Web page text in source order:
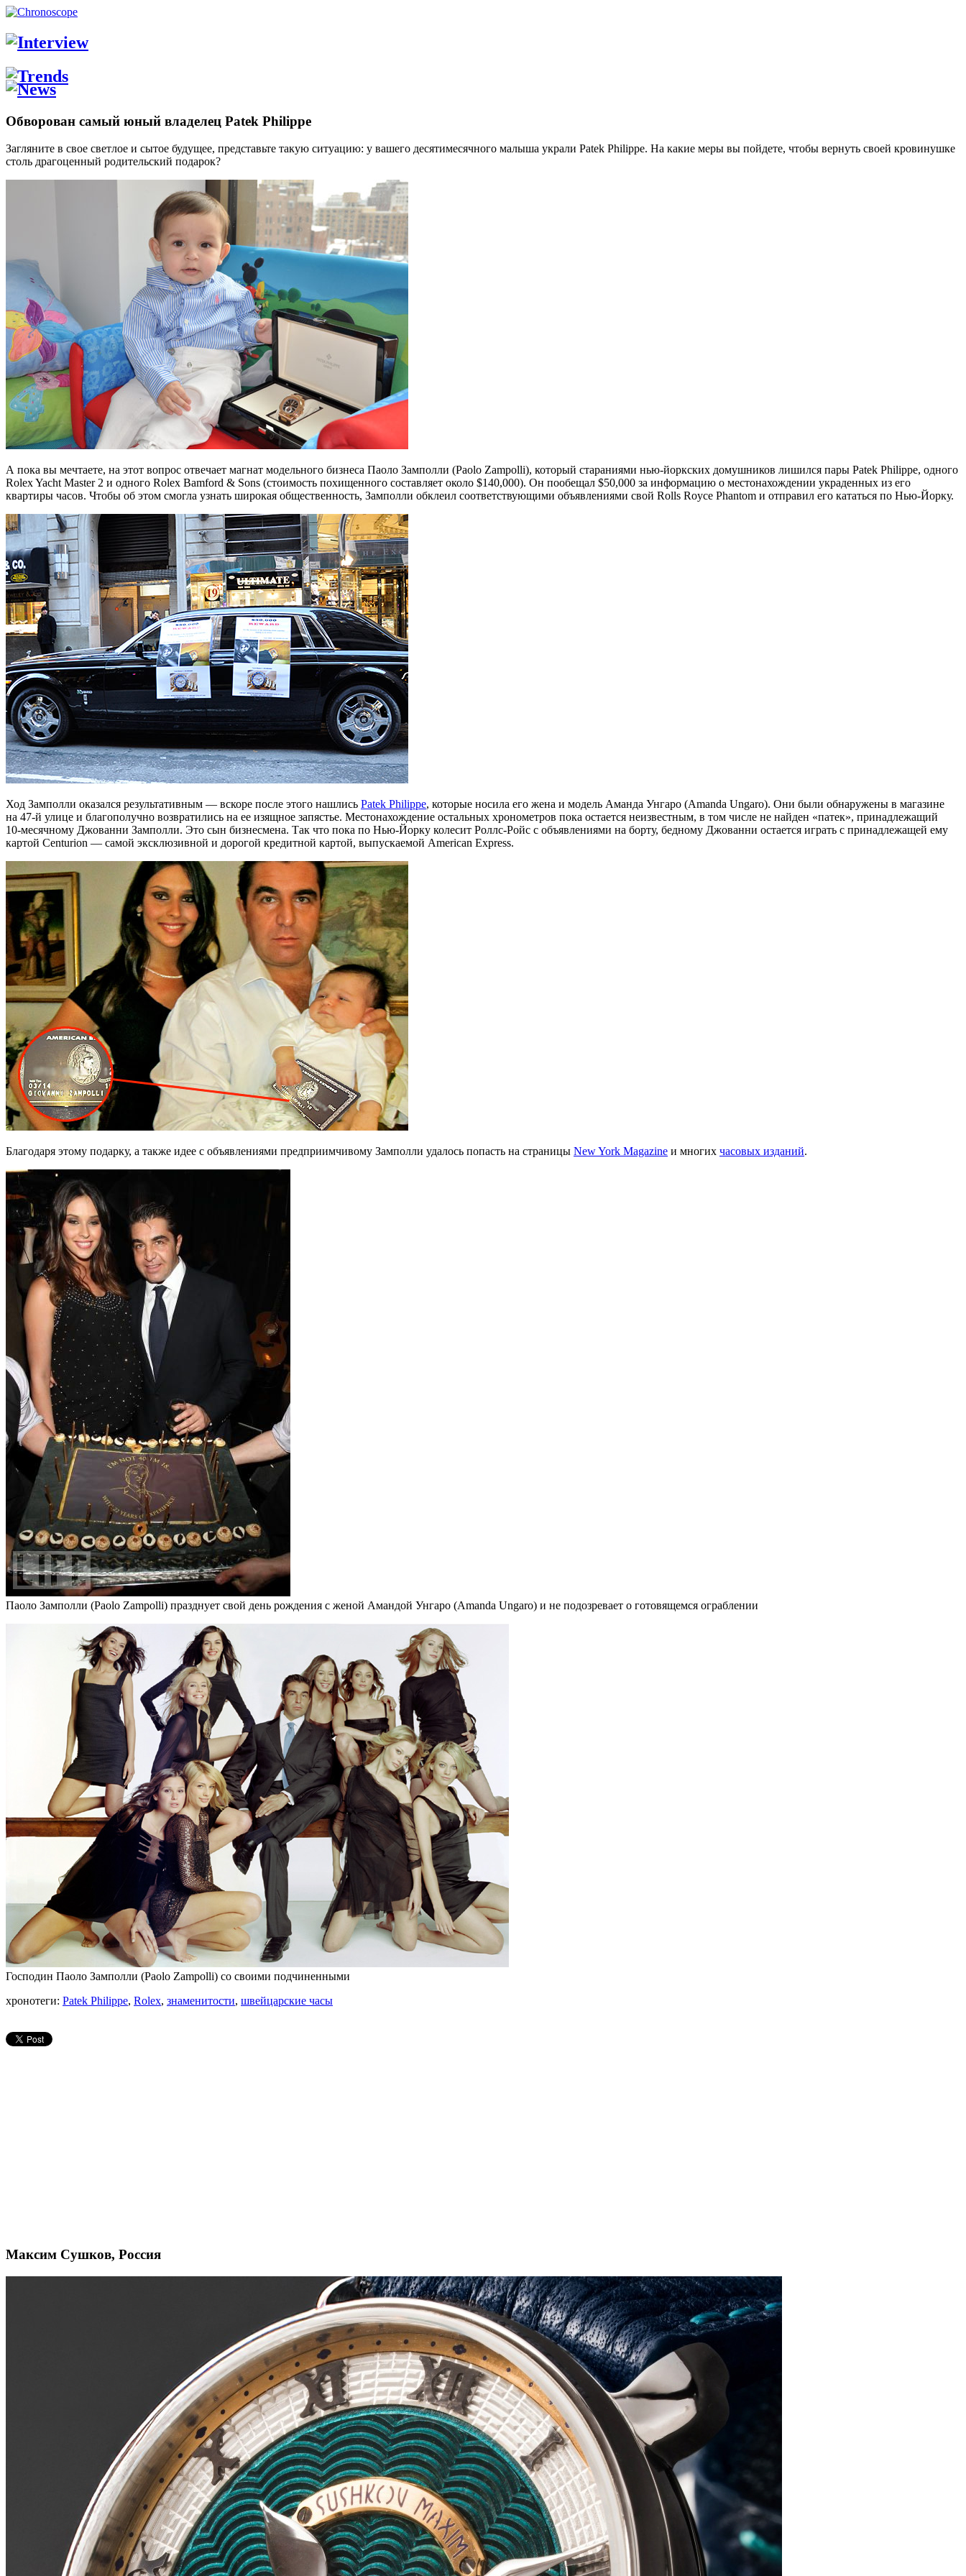
Обворован самый юный владелец Patek Philippe
Загляните в свое светлое и сытое будущее, представьте такую ситуацию: у вашего десятимесячного малыша украли Patek Philippe. На какие меры вы пойдете, чтобы вернуть своей кровинушке
столь драгоценный родительский подарок?
А пока вы мечтаете, на этот вопрос отвечает магнат модельного бизнеса Паоло Замполли (Paolo Zampolli), который стараниями нью-йоркских домушников лишился пары Patek Philippe, одного
Rolex Yacht Master 2 и одного Rolex Bamford & Sons (стоимость похищенного составляет около $140,000). Он пообещал $50,000 за информацию о местонахождении украденных из его
квартиры часов. Чтобы об этом смогла узнать широкая общественность, Замполли обклеил соответствующими объявлениями свой Rolls Royce Phantom и отправил его кататься по Нью-Йорку.
Ход Замполли оказался результативным — вскоре после этого нашлись Patek Philippe, которые носила его жена и модель Аманда Унгаро (Amanda Ungaro). Они были обнаружены в магазине
на 47-й улице и благополучно возвратились на ее изящное запястье. Местонахождение остальных хронометров пока остается неизвестным, в том числе не найден «патек», принадлежащий
10-месячному Джованни Замполли. Это сын бизнесмена. Так что пока по Нью-Йорку колесит Роллс-Ройс с объявлениями на борту, бедному Джованни остается играть с принадлежащей ему
картой Centurion — самой эксклюзивной и дорогой кредитной картой, выпускаемой American Express.
Благодаря этому подарку, а также идее с объявлениями предприимчивому Замполли удалось попасть на страницы New York Magazine и многих часовых изданий.
Паоло Замполли (Paolo Zampolli) празднует свой день рождения с женой Амандой Унгаро (Amanda Ungaro) и не подозревает о готовящемся ограблении
Господин Паоло Замполли (Paolo Zampolli) со своими подчиненными
хронотеги: Patek Philippe, Rolex, знаменитости, швейцарские часы
Максим Сушков, Россия